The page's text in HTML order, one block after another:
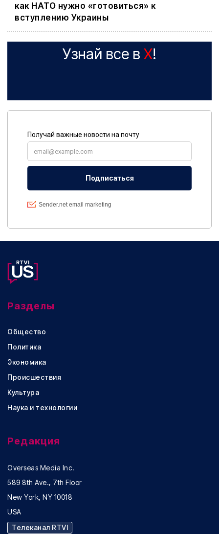
как НАТО нужно «готовиться» к
вступлению Украины
Узнай все в X!
Разделы
Общество
Политика
Экономика
Происшествия
Культура
Наука и технологии
Редакция
Overseas Media Inc.
589 8th Ave., 7th Floor
New York, NY 10018
USA
Телеканал RTVI